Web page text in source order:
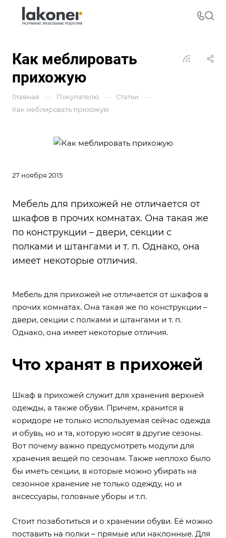
Как меблировать
прихожую
Главная — Покупателю — Статьи —
Как меблировать прихожую
27 ноября 2015
Мебель для прихожей не отличается от
шкафов в прочих комнатах. Она такая же
по конструкции – двери, секции с
полками и штангами и т. п. Однако, она
имеет некоторые отличия.
Мебель для прихожей не отличается от шкафов в
прочих комнатах. Она такая же по конструкции –
двери, секции с полками и штангами и т. п.
Однако, она имеет некоторые отличия.
Что хранят в прихожей
Шкаф в прихожей служит для хранения верхней
одежды, а также обуви. Причем, хранится в
коридоре не только используемая сейчас одежда
и обувь, но и та, которую носят в другие сезоны.
Вот почему важно предусмотреть модули для
хранения вещей по сезонам. Также неплохо было
бы иметь секции, в которые можно убирать на
сезонное хранение не только одежду, но и
аксессуары, головные уборы и т.п.
Стоит позаботиться и о хранении обуви. Её можно
поставить на полки – прямые или наклонные. Для